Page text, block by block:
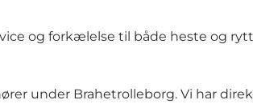
og forkælelse til både heste og
under Brahetrolleborg. Vi har